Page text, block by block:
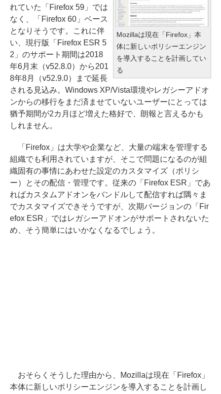
Mozillaは現在「Firefox」本
体に新しいポリシーエンジン
を導入することを計画してい
る
れていた「Firefox 59」では
なく、「Firefox 60」ベース
となりそうです。これに伴
い、現行版「Firefox ESR 5
2」のサポート期間は2018
年6月末（v52.8.0）から201
8年8月（v52.9.0）まで延長
される見込み。Windows XP/Vista環境やレガシーアドオ
ンからの移行をまだ済ませていないユーザーにとっては
猶予期間が2カ月ほど増えた格好で、朗報と言えるかも
しれません。
「Firefox」は大学や企業など、大量の端末を管理する
組織でも利用されていますが、そこで問題になるのが組
織固有の事情にあわせた設定のカスタマイズ（ポリシ
ー）とその配信・管理です。従来の「Firefox ESR」であ
ればカスタムアドオンをバンドルして配信すれば隅々ま
でカスタマイズできそうですが、次期バージョンの「Fir
efox ESR」ではレガシーアドオンがサポートされないた
め、そう簡単にはいかなくなるでしょう。
おそらくそうした理由から、Mozillaは現在「Firefox」
本体に新しいポリシーエンジンを導入することを計画し